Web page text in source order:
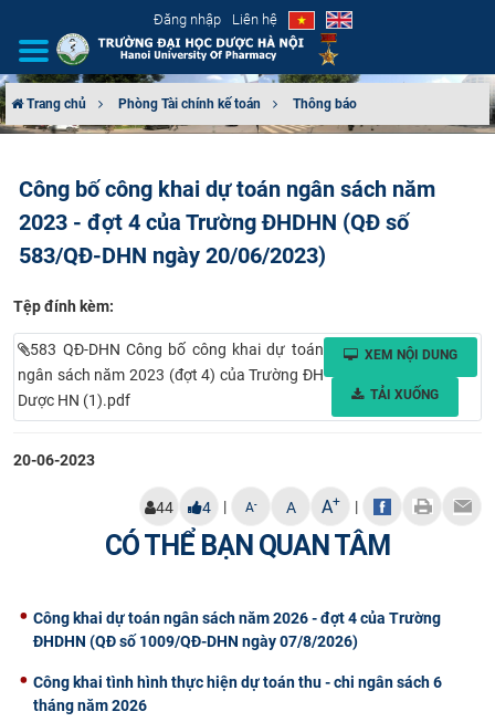
Đăng nhập Liên hệ
CƠ CẤU TỔ CHỨC
TUYỂN SINH
ĐÀO TẠO
ĐẢM BẢO CHẤT LƯỢNG
KHOA HỌC CÔNG NGHỆ
HTQT
CỰU NGƯỜI HỌC
Trang chủ Phòng Tài chính kế toán Thông báo
Công bố công khai dự toán ngân sách năm
2023 - đợt 4 của Trường ĐHDHN (QĐ số
583/QĐ-DHN ngày 20/06/2023)
Tệp đính kèm:
583 QĐ-DHN Công bố công khai dự toán
ngân sách năm 2023 (đợt 4) của Trường ĐH
Dược HN (1).pdf
XEM NỘI DUNG
TẢI XUỐNG
20-06-2023
44 4 | A- A A+ |
CÓ THỂ BẠN QUAN TÂM
Công khai dự toán ngân sách năm 2026 - đợt 4 của Trường
ĐHDHN (QĐ số 1009/QĐ-DHN ngày 07/8/2026)
Công khai tình hình thực hiện dự toán thu - chi ngân sách 6
tháng năm 2026